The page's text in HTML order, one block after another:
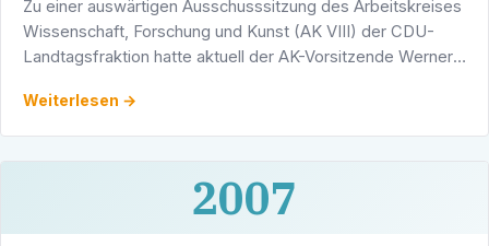
Zu einer auswärtigen Ausschusssitzung des Arbeitskreises
Wissenschaft, Forschung und Kunst (AK VIII) der CDU-
Landtagsfraktion hatte aktuell der AK-Vorsitzende Werner
Weiterlesen →
2007